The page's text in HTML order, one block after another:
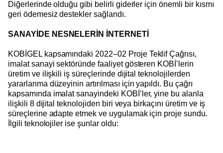
Diğerlerinde olduğu gibi belirli giderler için önemli bir kısmı
geri ödemesiz destekler sağlandı.
SANAYİDE NESNELERİN İNTERNETİ
KOBİGEL kapsamındaki 2022–02 Proje Teklif Çağrısı,
imalat sanayi sektöründe faaliyet gösteren KOBİ’lerin
üretim ve ilişkili iş süreçlerinde dijital teknolojilerden
yararlanma düzeyinin artırılması için yapıldı. Bu çağrı
kapsamında imalat sanayindeki KOBİ’ler, yine bu alanla
ilişkili 8 dijital teknolojiden biri veya birkaçını üretim ve iş
süreçlerine adapte etmek ve uygulamak için proje sundu.
İlgili teknolojiler ise şunlar oldu: